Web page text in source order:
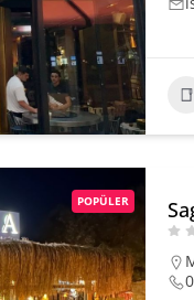
POPÜLER